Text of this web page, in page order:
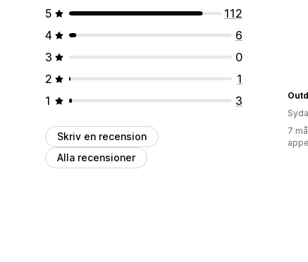
5
112
4
6
3
0
2
1
1
3
Skriv en recension
Alla recensioner
7